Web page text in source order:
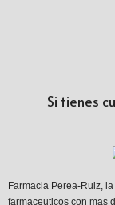
Si tienes
Farmacia Perea-Ruiz,
farmaceuticos con mas